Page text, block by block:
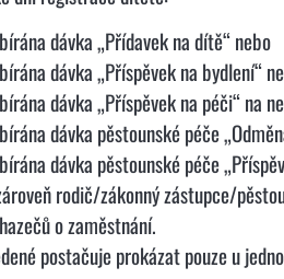
dávka „Přídavek na dítě“ nebo
dávka „Příspěvek na bydlení“
dávka „Příspěvek na péči“ na
dávka pěstounské péče
dávka pěstounské péče
rodič/zákonný zástupce/
o zaměstnání.
postačuje prokázat pouze u